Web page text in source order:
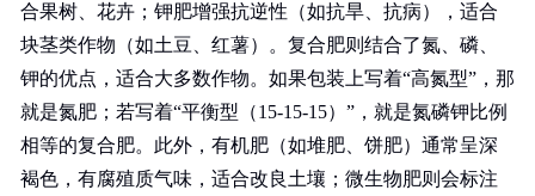
合果树、花卉；钾肥增强抗逆性（如抗旱、抗病），适合
块茎类作物（如土豆、红薯）。复合肥则结合了氮、磷、
钾的优点，适合大多数作物。如果包装上写着“高氮型”，那
就是氮肥；若写着“平衡型（15-15-15）”，就是氮磷钾比例
相等的复合肥。此外，有机肥（如堆肥、饼肥）通常呈深
褐色，有腐殖质气味，适合改良土壤；微生物肥则会标注